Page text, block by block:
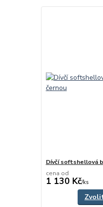
Dívčí softshellová
cena od
1 130 Kč/ks